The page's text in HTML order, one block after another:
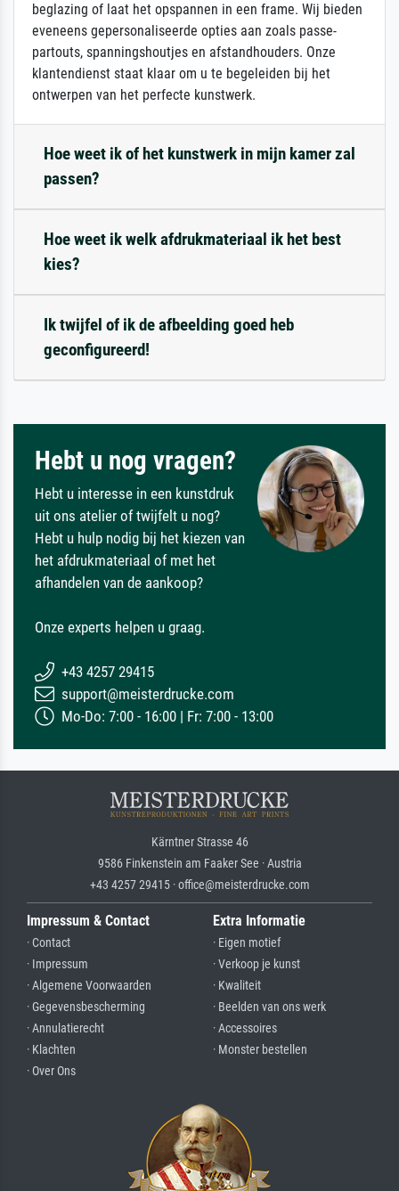
beglazing of laat het opspannen in een frame. Wij bieden
eveneens gepersonaliseerde opties aan zoals passe-
partouts, spanningshoutjes en afstandhouders. Onze
klantendienst staat klaar om u te begeleiden bij het
ontwerpen van het perfecte kunstwerk.
Hoe weet ik of het kunstwerk in mijn kamer zal
passen?
Hoe weet ik welk afdrukmateriaal ik het best
kies?
Ik twijfel of ik de afbeelding goed heb
geconfigureerd!
Hebt u nog vragen?
Hebt u interesse in een kunstdruk
uit ons atelier of twijfelt u nog?
Hebt u hulp nodig bij het kiezen van
het afdrukmateriaal of met het
afhandelen van de aankoop?
Onze experts helpen u graag.
+43 4257 29415
support@meisterdrucke.com
Mo-Do: 7:00 - 16:00 | Fr: 7:00 - 13:00
Kärntner Strasse 46
9586 Finkenstein am Faaker See · Austria
+43 4257 29415 · office@meisterdrucke.com
Impressum & Contact
· Contact
· Impressum
· Algemene Voorwaarden
· Gegevensbescherming
· Annulatierecht
· Klachten
· Over Ons
Extra Informatie
· Eigen motief
· Verkoop je kunst
· Kwaliteit
· Beelden van ons werk
· Accessoires
· Monster bestellen